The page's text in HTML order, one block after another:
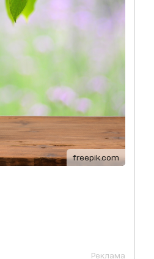
freepik.com
Реклама